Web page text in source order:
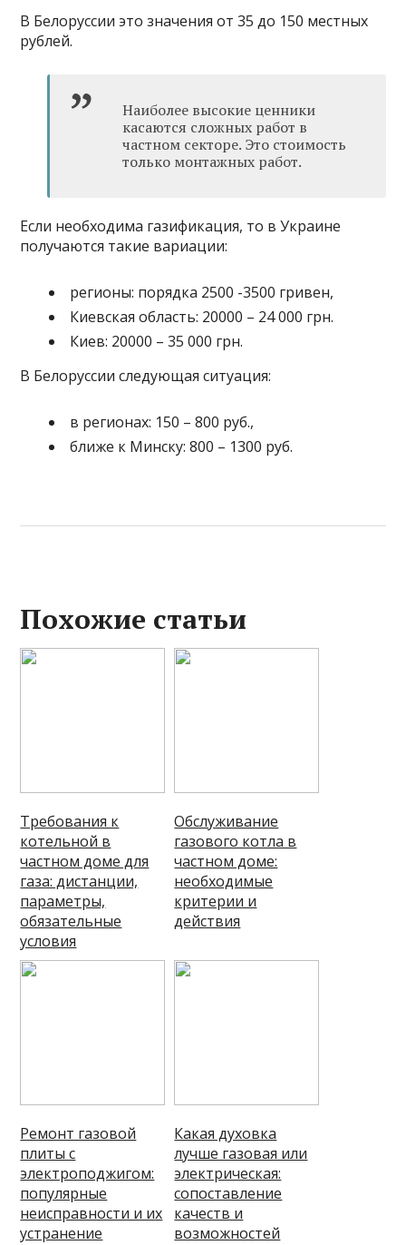
В Белоруссии это значения от 35 до 150 местных
рублей.
Наиболее высокие ценники
касаются сложных работ в
частном секторе. Это стоимость
только монтажных работ.
Если необходима газификация, то в Украине
получаются такие вариации:
регионы: порядка 2500 -3500 гривен,
Киевская область: 20000 – 24 000 грн.
Киев: 20000 – 35 000 грн.
В Белоруссии следующая ситуация:
в регионах: 150 – 800 руб.,
ближе к Минску: 800 – 1300 руб.
Похожие статьи
Требования к
котельной в
частном доме для
газа: дистанции,
параметры,
обязательные
условия
Обслуживание
газового котла в
частном доме:
необходимые
критерии и
действия
Ремонт газовой
плиты с
электроподжигом:
популярные
неисправности и их
устранение
Какая духовка
лучше газовая или
электрическая:
сопоставление
качеств и
возможностей